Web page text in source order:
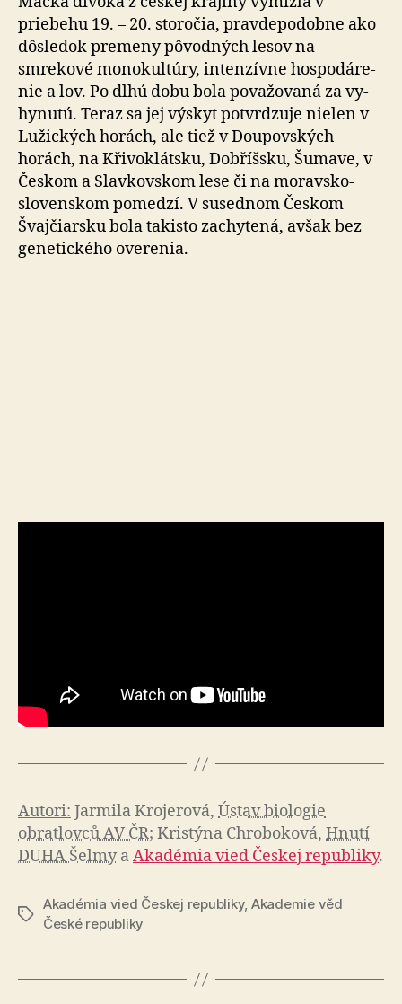
priebehu 19. – 20. storočia, pravdepodobne ako
dôsledok premeny pô­vod­ných lesov na
smrekové monokultúry, intenzívne hos­po­dá­re­
nie a lov. Po dlhú dobu bola považovaná za vy­
hy­nu­tú. Teraz sa jej výskyt potvrdzuje nielen v
Lužických ho­rách, ale tiež v Doupovských
horách, na Křivoklátsku, Dobříšsku, Šumave, v
Českom a Slavkovskom lese či na moravsko-
slovenskom pomedzí. V susednom Českom
Švajčiarsku bola takisto zachytená, avšak bez
genetického overenia.
Autori: Jarmila Krojerová, Ústav biologie
obratlovců AV ČR; Kristýna Chroboková, Hnutí
DUHA Šelmy aAkadémia vied Českej republiky.
Značky
Akadémia vied Českej republiky, Akademie věd
České republiky